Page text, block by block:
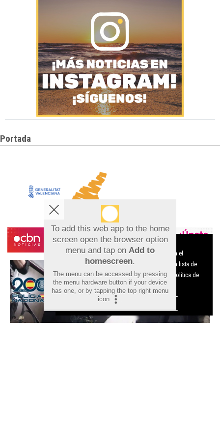
Portada
To add this web app to the home
screen open the browser option
menu and tap on Add to
homescreen.
The menu can be accessed by pressing
the menu hardware button if your device
has one, or by tapping the top right menu
icon
.
Aviso sobre el Uso de cookies:
Utilizamos cookies nuestras y de terceros para el
funcionamiento del digital. Puedes consultar la lista de
cookies y como desconectarlas. Ver nuestra Política de
Privacidad y Cookies
Aceptar Cookies